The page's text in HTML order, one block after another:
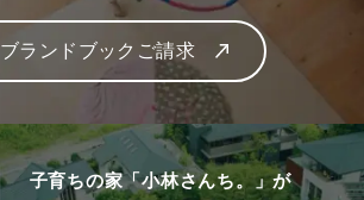
ブランドブックご請求
子育ちの家「小林さんち。」が